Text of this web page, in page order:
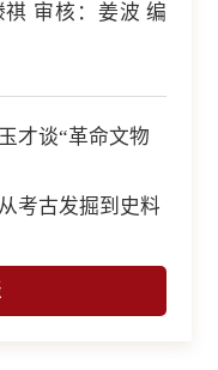
祺 审核：姜波 编
才谈“革命文物
考古发掘到史料